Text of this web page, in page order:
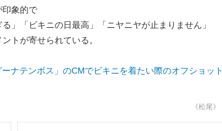
印象的で
」「ビキニの日最高」「ニヤニヤが止まりません」
トが寄せられている。
ナテンボス」のCMでビキニを着たい際のオフショット
《松尾》